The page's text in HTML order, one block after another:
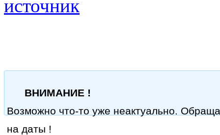
источник
ВНИМАНИЕ !
Возможно что-то уже неактуально.
на даты !